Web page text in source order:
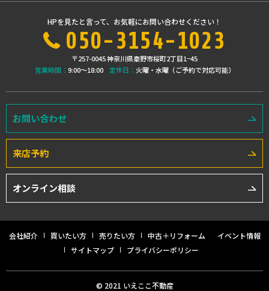
HPを見たと言って、お気軽にお問い合わせください！
050-3154-1023
〒257-0045 神奈川県秦野市桜町2丁目1−45
営業時間： 9:00〜18:00 定休日： 火曜・水曜（ご予約で対応可能）
お問い合わせ
来店予約
オンライン相談
会社紹介 買いたい方 売りたい方 中古＋リフォーム
イベント情報
サイトマップ
プライバシーポリシー
© 2021 いえここ不動産